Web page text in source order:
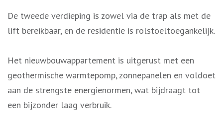
De tweede verdieping is zowel via de trap als met de
lift bereikbaar, en de residentie is rolstoeltoegankelijk.
Het nieuwbouwappartement is uitgerust met een
geothermische warmtepomp, zonnepanelen en voldoet
aan de strengste energienormen, wat bijdraagt tot
een bijzonder laag verbruik.